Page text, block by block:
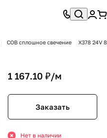
COB сплошное свечение X378 24V
1 167.10 ₽/м
Заказать
Нет в наличии